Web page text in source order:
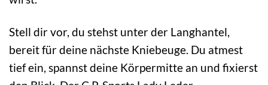
Stell dir vor, du stehst unter der Langhantel,
bereit für deine nächste Kniebeuge. Du atmest
tief ein, spannst deine Körpermitte an und fixierst